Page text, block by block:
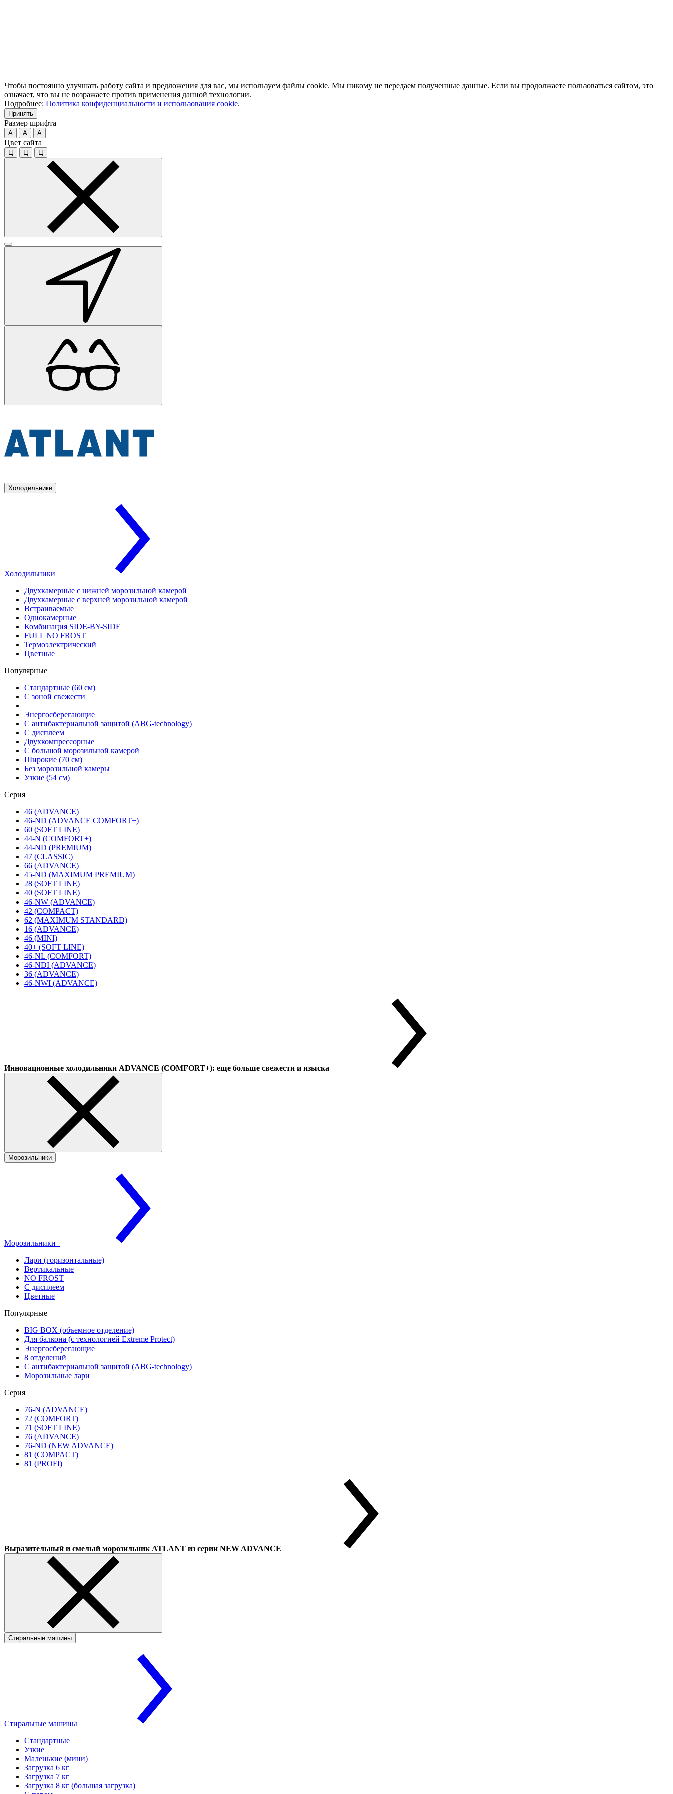
Чтобы постоянно улучшать работу сайта и предложения для вас, мы используем файлы cookie. Мы никому не передаем полученные данные. Если вы продолжаете пользоваться сайтом, это
означает, что вы не возражаете против применения данной технологии.
Подробнее: Политика конфиденциальности и использования cookie.
Принять
Размер шрифта
A A A
Цвет сайта
Ц Ц Ц
Холодильники
Холодильники
Двухкамерные с нижней морозильной камерой
Двухкамерные с верхней морозильной камерой
Встраиваемые
Однокамерные
Комбинация SIDE-BY-SIDE
FULL NO FROST
Термоэлектрический
Цветные
Популярные
Стандартные (60 см)
С зоной свежести
Энергосберегающие
С антибактериальной защитой (ABG-technology)
С дисплеем
Двухкомпрессорные
С большой морозильной камерой
Широкие (70 см)
Без морозильной камеры
Узкие (54 см)
Серия
46 (ADVANCE)
46-ND (ADVANCE COMFORT+)
60 (SOFT LINE)
44-N (COMFORT+)
44-ND (PREMIUM)
47 (CLASSIC)
66 (ADVANCE)
45-ND (MAXIMUM PREMIUM)
28 (SOFT LINE)
40 (SOFT LINE)
46-NW (ADVANCE)
42 (COMPACT)
62 (MAXIMUM STANDARD)
16 (ADVANCE)
46 (MINI)
40+ (SOFT LINE)
46-NL (COMFORT)
46-NDI (ADVANCE)
36 (ADVANCE)
46-NWI (ADVANCE)
Инновационные холодильники ADVANCE (COMFORT+): еще больше свежести и изыска
Морозильники
Морозильники
Лари (горизонтальные)
Вертикальные
NO FROST
С дисплеем
Цветные
Популярные
BIG BOX (объемное отделение)
Для балкона (с технологией Extreme Protect)
Энергосберегающие
8 отделений
С антибактериальной защитой (ABG-technology)
Морозильные лари
Серия
76-N (ADVANCE)
72 (COMFORT)
71 (SOFT LINE)
76 (ADVANCE)
76-ND (NEW ADVANCE)
81 (COMPACT)
81 (PROFI)
Выразительный и смелый морозильник ATLANT из серии NEW ADVANCE
Стиральные машины
Стиральные машины
Стандартные
Узкие
Маленькие (мини)
Загрузка 6 кг
Загрузка 7 кг
Загрузка 8 кг (большая загрузка)